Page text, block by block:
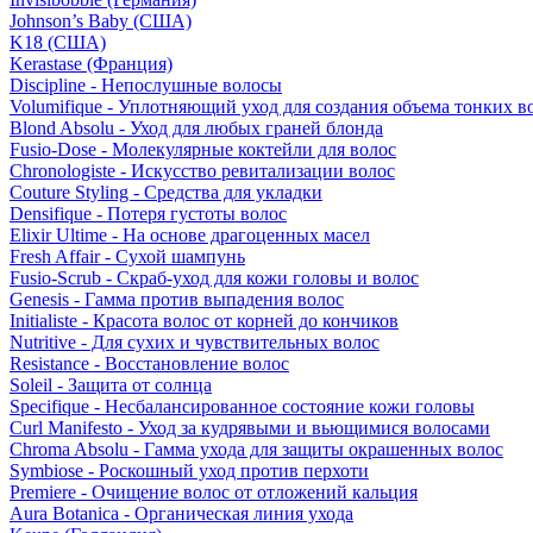
Johnson’s Baby (США)
K18 (США)
Kerastase (Франция)
Discipline - Непослушные волосы
Volumifique - Уплотняющий уход для создания объема тонких
Blond Absolu - Уход для любых граней блонда
Fusio-Dose - Молекулярные коктейли для волос
Chronologiste - Искусство ревитализации волос
Couture Styling - Средства для укладки
Densifique - Потеря густоты волос
Elixir Ultime - На основе драгоценных масел
Fresh Affair - Сухой шампунь
Fusio-Scrub - Скраб-уход для кожи головы и волос
Genesis - Гамма против выпадения волос
Initialiste - Красота волос от корней до кончиков
Nutritive - Для сухих и чувствительных волос
Resistance - Восстановление волос
Soleil - Защита от солнца
Specifique - Несбалансированное состояние кожи головы
Curl Manifesto - Уход за кудрявыми и вьющимися волосами
Chroma Absolu - Гамма ухода для защиты окрашенных волос
Symbiose - Роскошный уход против перхоти
Premiere - Очищение волос от отложений кальция
Aura Botanica - Органическая линия ухода